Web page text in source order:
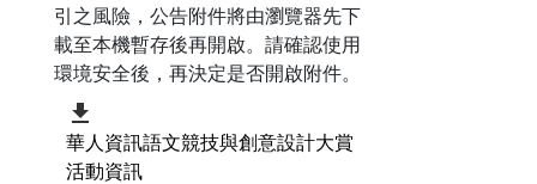
引之風險，公告附件將由瀏覽器先下
載至本機暫存後再開啟。請確認使用
環境安全後，再決定是否開啟附件。
華人資訊語文競技與創意設計大賞
活動資訊